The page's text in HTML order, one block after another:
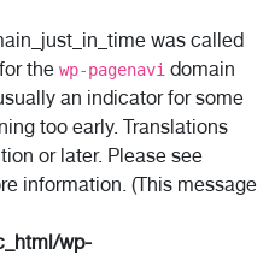
was called
the wp-pagenavi domain
an indicator for some
too early. Translations
or later. Please see
information. (This message
wp-